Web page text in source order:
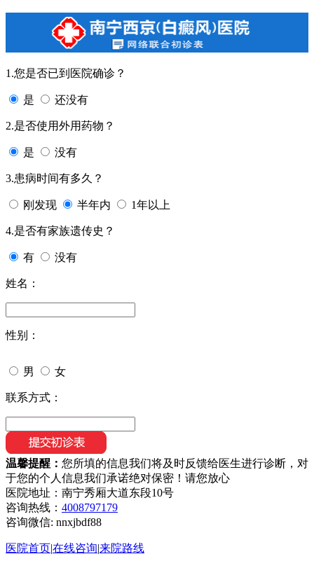
1.您是否已到医院确诊？
是 还没有
2.是否使用外用药物？
是 没有
3.患病时间有多久？
刚发现 半年内 1年以上
4.是否有家族遗传史？
有 没有
姓名：
性别：
男 女
联系方式：
温馨提醒： 您所填的信息我们将及时反馈给医生进行诊断，对
于您的个人信息我们承诺绝对保密！请您放心
医院地址：南宁秀厢大道东段10号
咨询热线： 4008797179
咨询微信: nnxjbdf88
医院首页|在线咨询|来院路线